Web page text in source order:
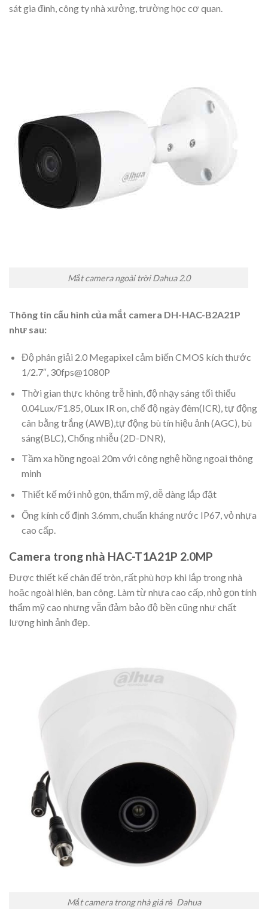
sát gia đình, công ty nhà xưởng, trường học cơ quan.
Mắt camera ngoài trời Dahua 2.0
Thông tin cấu hình của mắt camera DH-HAC-B2A21P
như sau:
Độ phân giải 2.0 Megapixel cảm biến CMOS kích thước
1/2.7″, 30fps@1080P
Thời gian thực không trễ hình, độ nhạy sáng tối thiểu
0.04Lux/F1.85, 0Lux IR on, chế độ ngày đêm(ICR), tự động
cân bằng trắng (AWB),tự động bù tín hiệu ảnh (AGC), bù
sáng(BLC), Chống nhiễu (2D-DNR),
Tầm xa hồng ngoại 20m với công nghệ hồng ngoại thông
minh
Thiết kế mới nhỏ gọn, thẩm mỹ, dễ dàng lắp đặt
Ống kính cố định 3.6mm, chuẩn kháng nước IP67, vỏ nhựa
cao cấp.
Camera trong nhà HAC-T1A21P 2.0MP
Được thiết kế chân đế tròn, rất phù hợp khi lắp trong nhà
hoặc ngoài hiên, ban công. Làm từ nhựa cao cấp, nhỏ gọn tính
thẩm mỹ cao nhưng vẫn đảm bảo độ bền cũng như chất
lượng hình ảnh đẹp.
Mắt camera trong nhà giá rẻ Dahua